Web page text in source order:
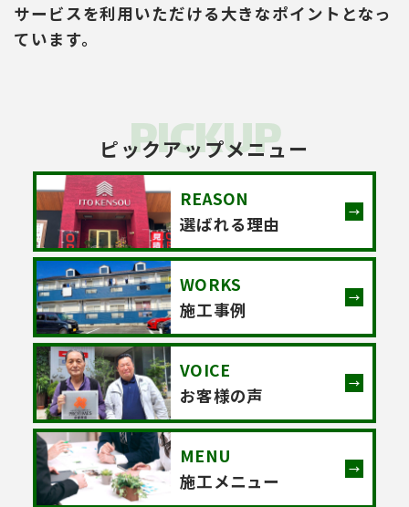
サービスを利用いただける大きなポイントとなっ
ています。
PICKUP
ピックアップメニュー
REASON
選ばれる理由
WORKS
施工事例
VOICE
お客様の声
MENU
施工メニュー